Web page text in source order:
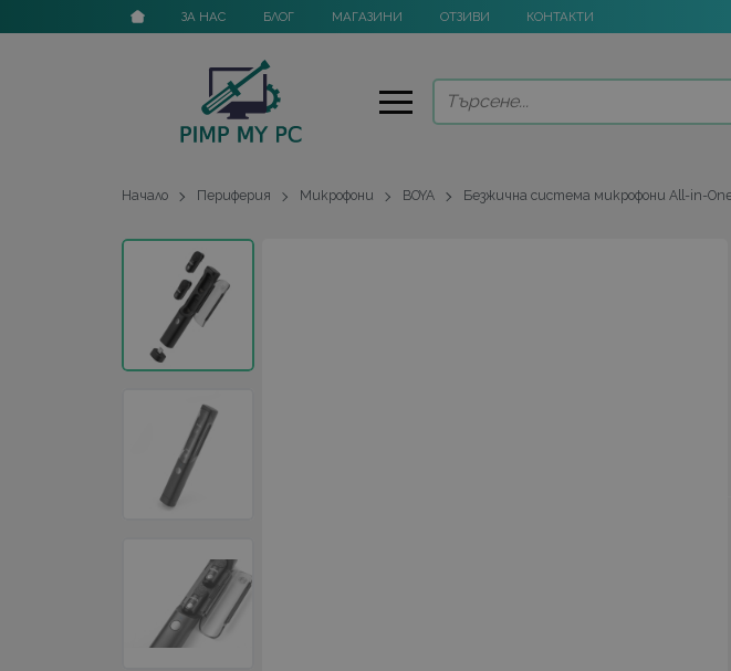
ЗА НАС БЛОГ МАГАЗИНИ ОТЗИВИ КОНТАКТИ
Начало Периферия Микрофони BOYA Безжична система микрофони All-in-One